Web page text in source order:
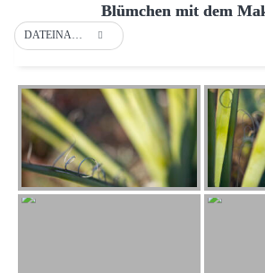
Blümchen mit dem
DATEINAME